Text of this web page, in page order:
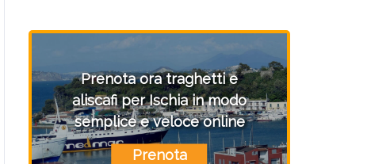
Prenota ora traghetti e
aliscafi per Ischia in modo
semplice e veloce online
Prenota